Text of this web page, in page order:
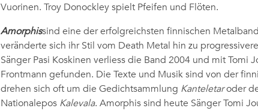
Vuorinen. Troy Donockley spielt Pfeifen und Flöten.
Amorphissind eine der erfolgreichsten finnischen
veränderte sich ihr Stil vom Death Metal hin zu
Sänger Pasi Koskinen verliess die Band 2004 und mit Tomi
Frontmann gefunden. Die Texte und Musik sind von der
drehen sich oft um die Gedichtsammlung Kanteletaroder
Nationalepos Kalevala. Amorphis sind heute Sänger Tomi